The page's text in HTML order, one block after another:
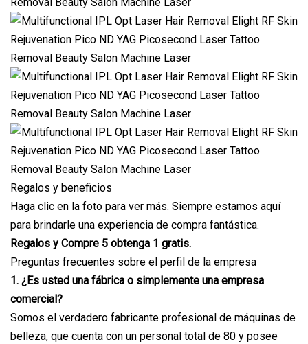
Regalos y beneficios
Haga clic en la foto para ver más. Siempre estamos aquí
para brindarle una experiencia de compra fantástica.
Regalos y Compre 5 obtenga 1 gratis.
Preguntas frecuentes sobre el perfil de la empresa
1. ¿Es usted una fábrica o simplemente una empresa
comercial?
Somos el verdadero fabricante profesional de máquinas de
belleza, que cuenta con un personal total de 80 y posee